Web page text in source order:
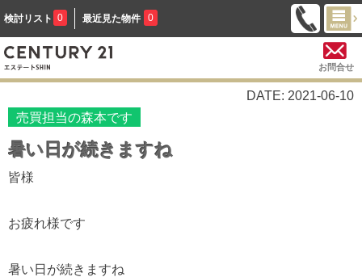
検討リスト 0 最近見た物件 0
お問合せ
DATE: 2021-06-10
売買担当の森本です
暑い日が続きますね
皆様
お疲れ様です
暑い日が続きますね